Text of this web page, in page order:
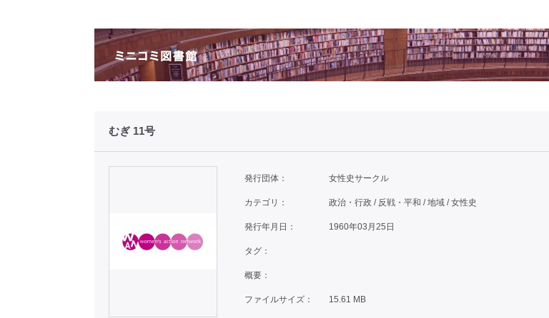
むぎ 11号
発行団体： 女性史サークル
カテゴリ： 政治・行政 / 反戦・平和 / 地域 / 女性史
発行年月日： 1960年03月25日
タグ：
概要：
ファイルサイズ： 15.61 MB